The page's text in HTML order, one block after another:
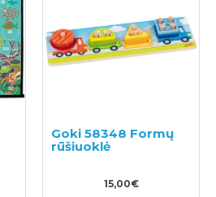
Goki 58348 Formų
rūšiuoklė
15,00€